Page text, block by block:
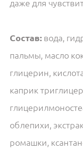
даже для
Состав: вода,
пальмы, масло
глицерин,
каприк
облепихи,
ромашки,